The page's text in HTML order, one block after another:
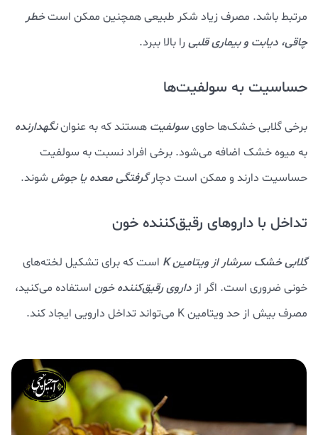
مرتبط باشد. مصرف زیاد شکر طبیعی همچنین ممکن استخطر
چاقی، دیابت و بیماری قلبی را بالا ببرد.
حساسیت به سولفیت‌ها
برخی گلابی‌ خشک‌ها حاویسولفیت هستند که به عنواننگهدارنده
به میوه خشک اضافه می‌شود. برخی افراد نسبت به سولفیت
حساسیت دارند و ممکن است دچارگرفتگی معده یا جوش شوند.
تداخل با داروهای رقیق‌کننده خون
گلابی خشک سرشار از ویتامین K
است که برای تشکیل لخته‌های
خونی ضروری است. اگر از داروی رقیق‌کننده خون استفاده می‌کنید،
مصرف بیش از حد ویتامین K می‌تواند تداخل دارویی ایجاد کند.